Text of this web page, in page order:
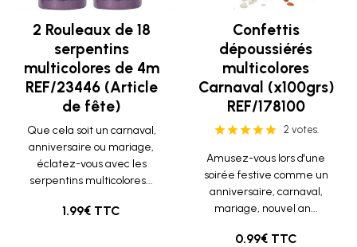
2 Rouleaux de 18
serpentins
multicolores de 4m
REF/23446 (Article
de fête)
Que cela soit un carnaval,
anniversaire ou mariage,
éclatez-vous avec les
serpentins multicolores...
1.99€ TTC
Confettis
dépoussiérés
multicolores
Carnaval (x100grs)
REF/178100
2 votes.
Amusez-vous lors d'une
soirée festive comme un
anniversaire, carnaval,
mariage, nouvel an...
0.99€ TTC